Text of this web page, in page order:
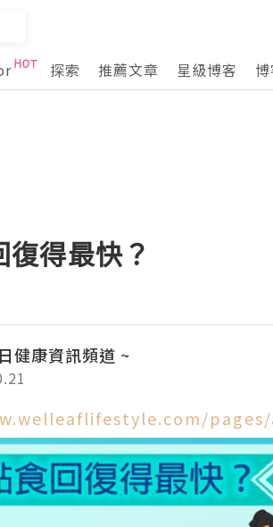
探索 推薦文章 星級博客
得最快？
健康資訊頻道 ~